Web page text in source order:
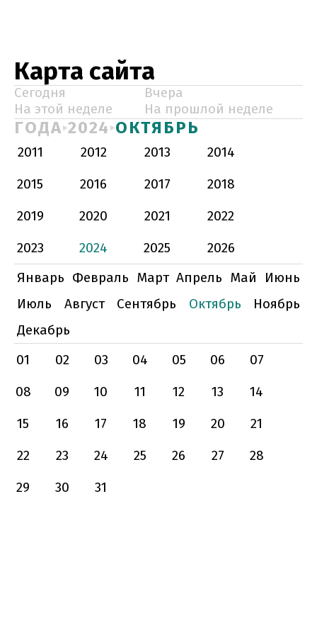
Карта сайта
Сегодня
Вчера
На этой неделе
На прошлой неделе
ГОДА 2024 ОКТЯБРЬ
2011 2012 2013
2014
2015
2016 2017
2018
2019
2020 2021
2022
2023
2024 2025
2026
Январь Февраль Март Апрель Май
Июнь
Июль
Август Сентябрь Октябрь
Ноябрь
Декабрь
01
02 03 04 05 06
07
08
09 10 11 12 13
14
15
16 17 18 19 20
21
22
23 24 25 26 27
28
29
30 31